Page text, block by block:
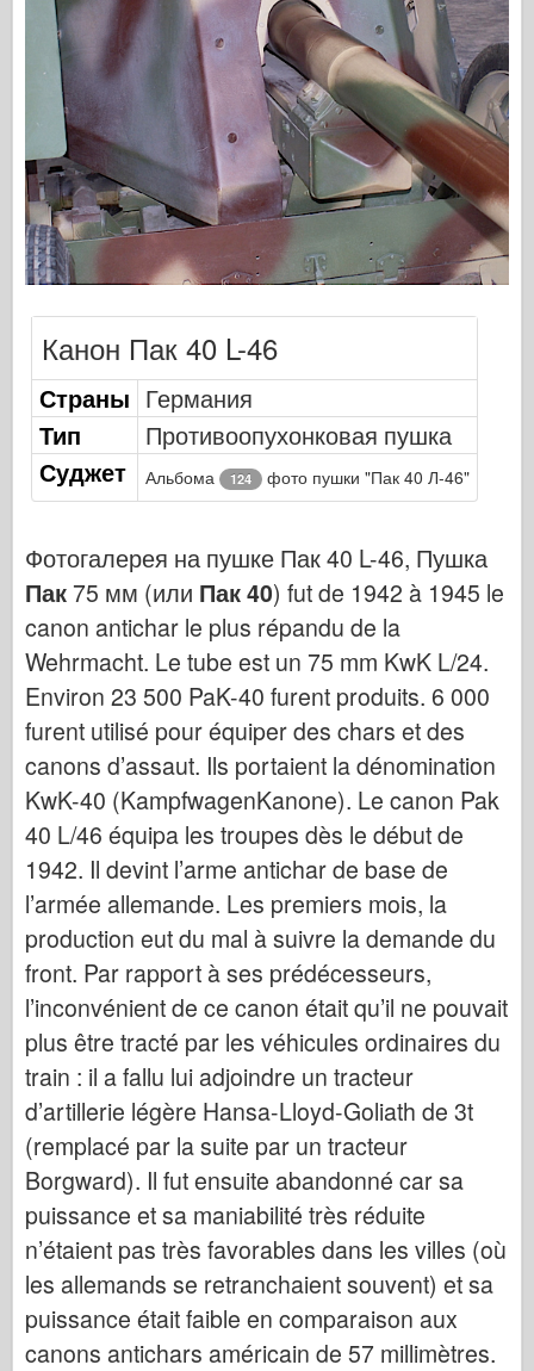
Сигнал эскадрильи
ТанкВласть
Грузовики и танки
Ваффен-Арсенал
Wydawnictwo Милитария
Макеты
Академии
Модели тузов
Клуб AFV
Airfix
Ввс
Модель АЗ
Черная собака
Бронко
Днепромодель
Дракона
Эдуард
E.T. Модель
Тонкие формы
Силы доблести
ФриулМодель
Хасэгава
Хеллер
ХоббиБос
Модели IBG
Jc.
Италери
Легенда
Менг Модель
Тамия
Tristar
Альбомы-Фотографии
Прогулка вокруг
Канон Пак 40 L-46
Страны Германия
Тип
Противоопухонковая пушка
Суджет
Альбома 124 фото пушки "Пак 40 Л-46"
Фотогалерея на пушке Пак 40 L-46, Пушка
Пак 75 мм (или Пак 40) fut de 1942 à 1945 le
canon antichar le plus répandu de la
Wehrmacht. Le tube est un 75 mm KwK L/24.
Environ 23 500 PaK-40 furent produits. 6 000
furent utilisé pour équiper des chars et des
canons d’assaut. Ils portaient la dénomination
KwK-40 (KampfwagenKanone). Le canon Pak
40 L/46 équipa les troupes dès le début de
1942. Il devint l’arme antichar de base de
l’armée allemande. Les premiers mois, la
production eut du mal à suivre la demande du
front. Par rapport à ses prédécesseurs,
l’inconvénient de ce canon était qu’il ne pouvait
plus être tracté par les véhicules ordinaires du
train : il a fallu lui adjoindre un tracteur
d’artillerie légère Hansa-Lloyd-Goliath de 3t
(remplacé par la suite par un tracteur
Borgward). Il fut ensuite abandonné car sa
puissance et sa maniabilité très réduite
n’étaient pas très favorables dans les villes (où
les allemands se retranchaient souvent) et sa
puissance était faible en comparaison aux
canons antichars américain de 57 millimètres.